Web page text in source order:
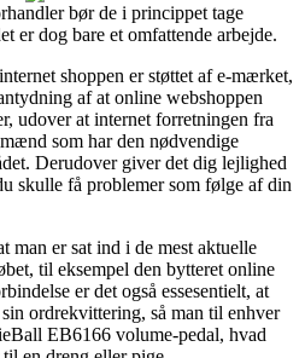
bør de i princippet tage
er dog bare et omfattende arbejde.
shoppen er støttet af e-mærket,
af at online webshoppen
udover at internet forretningen fra
som har den nødvendige
Derudover giver det dig lejlighed
skulle få problemer som følge af din
man er sat ind i de mest aktuelle
til eksempel den bytteret online
er det også essesentielt, at
ordrekvittering, så man til enhver
EB6166 volume-pedal, hvad